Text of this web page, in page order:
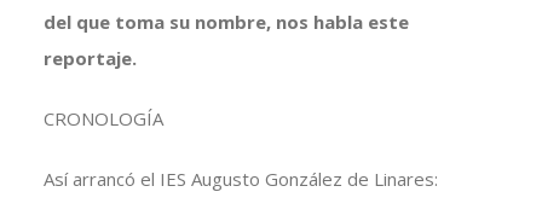
del que toma su nombre, nos habla este
reportaje.
CRONOLOGÍA
Así arrancó el IES Augusto González de Linares: